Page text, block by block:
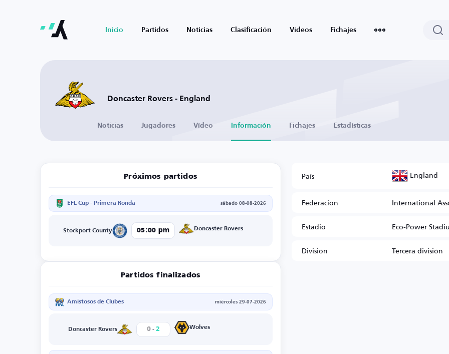
Inicio Partidos Noticias Clasificación Vídeos Fichajes
Doncaster Rovers - England
Noticias Jugadores Vídeo Información Fichajes Estadísticas
Próximos partidos
EFL Cup - Primera Ronda sábado 08-08-2026
Stockport County 05:00 pm Doncaster Rovers
Partidos finalizados
Amistosos de Clubes miércoles 29-07-2026
Doncaster Rovers 0 - 2 Wolves
País England
Federación
International
Estadio
Eco-Power
División
Tercera división